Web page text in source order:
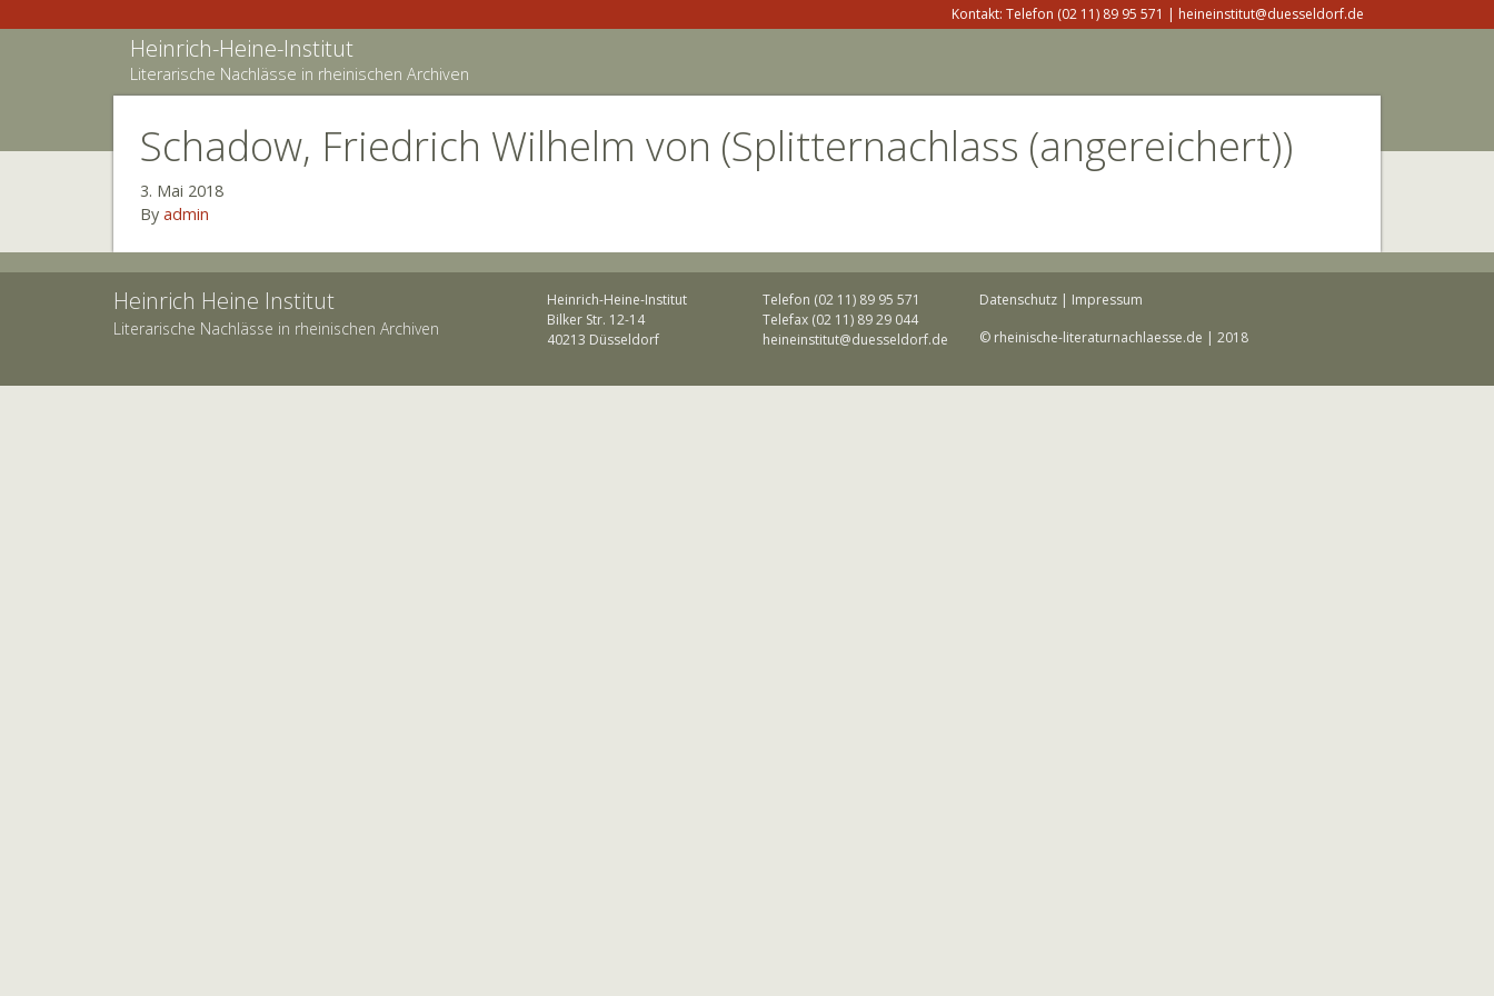
Kontakt: Telefon (02 11) 89 95 571 | heineinstitut@duesseldorf.de
Heinrich-Heine-Institut
Literarische Nachlässe in rheinischen Archiven
Schadow, Friedrich Wilhelm von (Splitternachlass (angereichert))
3. Mai 2018
By admin
Heinrich Heine Institut
Literarische Nachlässe in rheinischen Archiven
Heinrich-Heine-Institut
Bilker Str. 12-14
40213 Düsseldorf
Telefon (02 11) 89 95 571
Telefax (02 11) 89 29 044
heineinstitut@duesseldorf.de
Datenschutz| Impressum
© rheinische-literaturnachlaesse.de | 2018